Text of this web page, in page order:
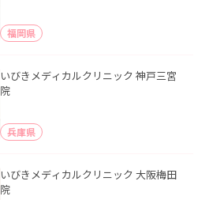
福岡県
いびきメディカルクリニック 神戸三宮
院
兵庫県
いびきメディカルクリニック 大阪梅田
院